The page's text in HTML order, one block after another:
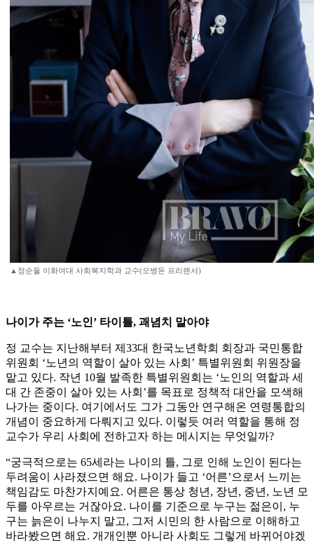
▲정순둘 이화여대 사회복지학과 교수(오병돈 프리랜서)
나이가 주는 ‘노인’ 타이틀, 괘념치 말아야
정 교수는 지난해부터 제33대 한국노년학회 회장과 국민통합
위원회 ‘노년의 역할이 살아 있는 사회’ 특별위원회 위원장을
맡고 있다. 작년 10월 발족한 특별위원회는 ‘노인의 역할과 세
대 간 존중이 살아 있는 사회’를 목표로 정책적 대안을 모색해
나가는 중이다. 여기에서도 그가 그동안 연구해온 연령통합의
개념이 중요하게 다뤄지고 있다. 이렇듯 여러 역할을 통해 정
교수가 우리 사회에 전하고자 하는 메시지는 무엇일까?
“궁극적으로는 65세라는 나이의 틀, 그로 인해 노인이 된다는
두려움이 사라졌으면 해요. 나이가 들고 ‘어른’으로서 느끼는
책임감도 마찬가지예요. 어른은 통상 청년, 장년, 중년, 노년 모
두를 아우르는 거잖아요. 나이를 기준으로 누구는 젊은이, 누
구는 늙은이 나누지 말고, 그저 시민의 한 사람으로 이해하고
바라봤으면 해요. 개개인뿐 아니라 사회도 그렇게 바뀌어야겠